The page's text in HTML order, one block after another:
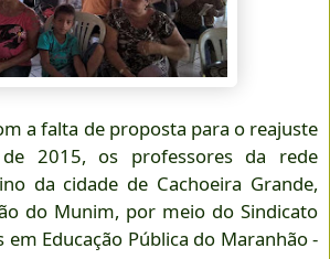
a falta de proposta para o reajuste
2015, os professores da rede
da cidade de Cachoeira Grande,
do Munim, por meio do Sindicato
em Educação Pública do Maranhão -